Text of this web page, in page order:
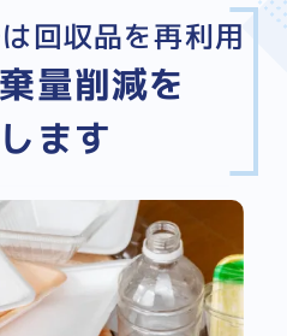
回収品を再利用
量削減を
ます